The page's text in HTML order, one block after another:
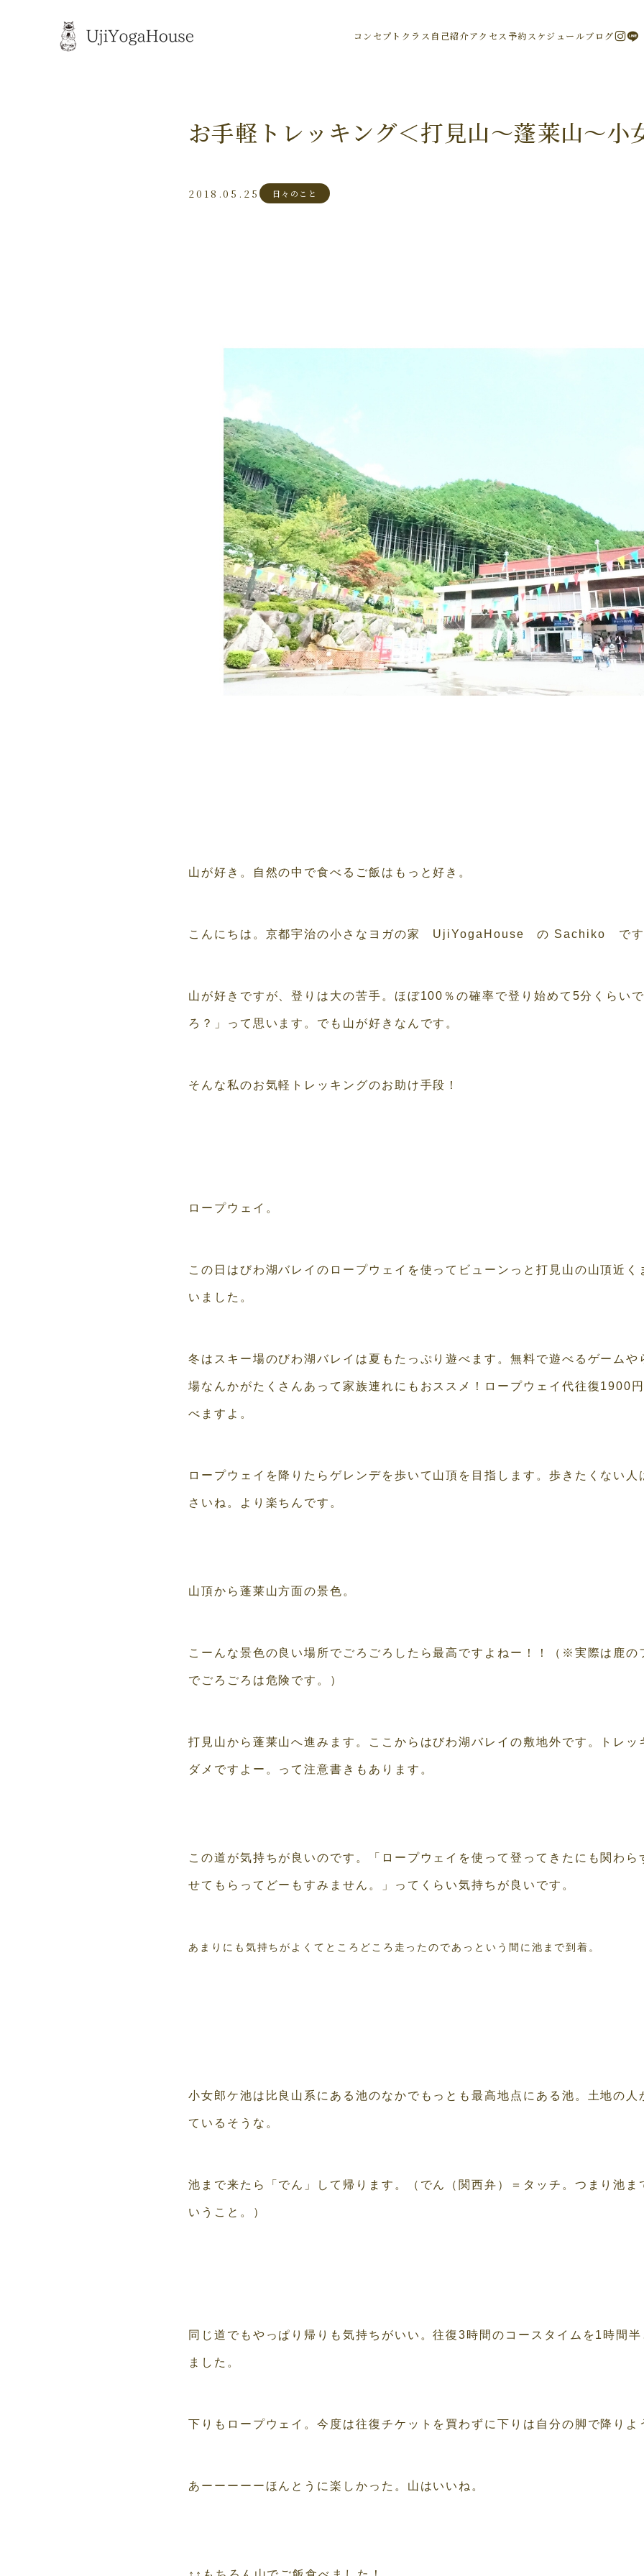
コンセプト クラス 自己紹介アクセス 予約スケジュールブログ
お手軽トレッキング＜打見山～蓬莱山～小
2018.05.25 日々のこと
山が好き。自然の中で食べるご飯はもっと好き。
こんにちは。京都宇治の小さなヨガの家 UjiYogaHouse の Sachiko で
山が好きですが、登りは大の苦手。ほぼ100％の確率で登り始めて5分くらい
ろ？」って思います。でも山が好きなんです。
そんな私のお気軽トレッキングのお助け手段！
ロープウェイ。
この日はびわ湖バレイのロープウェイを使ってビューンっと打見山の山頂近
いました。
冬はスキー場のびわ湖バレイは夏もたっぷり遊べます。無料で遊べるゲーム
場なんかがたくさんあって家族連れにもおススメ！ロープウェイ代往復1900
べますよ。
ロープウェイを降りたらゲレンデを歩いて山頂を目指します。歩きたくない
さいね。より楽ちんです。
山頂から蓬莱山方面の景色。
こーんな景色の良い場所でごろごろしたら最高ですよねー！！（※実際は鹿の
でごろごろは危険です。）
打見山から蓬莱山へ進みます。ここからはびわ湖バレイの敷地外です。トレ
ダメですよー。って注意書きもあります。
この道が気持ちが良いのです。「ロープウェイを使って登ってきたにも関わ
せてもらってどーもすみません。」ってくらい気持ちが良いです。
あまりにも気持ちがよくてところどころ走ったのであっという間に池まで到着。
小女郎ケ池は比良山系にある池のなかでもっとも最高地点にある池。土地の
ているそうな。
池まで来たら「でん」して帰ります。（でん（関西弁）＝タッチ。つまり池
いうこと。）
同じ道でもやっぱり帰りも気持ちがいい。往復3時間のコースタイムを1時間
ました。
下りもロープウェイ。今度は往復チケットを買わずに下りは自分の脚で降りよ
あーーーーーほんとうに楽しかった。山はいいね。